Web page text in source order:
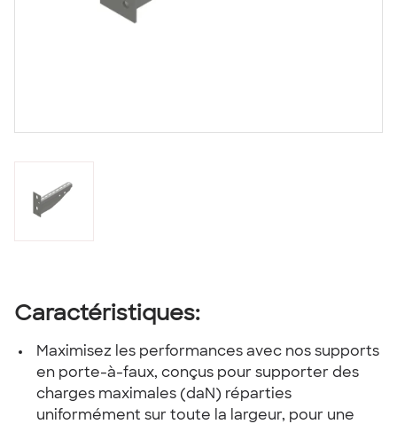
Caractéristiques:
Maximisez les performances avec nos supports
en porte-à-faux, conçus pour supporter des
charges maximales (daN) réparties
uniformément sur toute la largeur, pour une